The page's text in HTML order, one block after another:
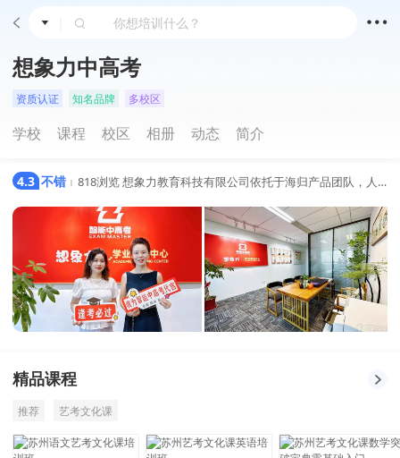
想象力中高考
资质认证 知名品牌 多校区
学校 课程 校区 相册 动态 简介
4.3 不错 | 818浏览想象力教育科技有限公司依托于海归产品团队，人工智能先进技术，借互联网发力打造了智能测评、智能初高中、智能中高考、学业规划、志愿填报、家庭教育、国际升学、中外研学、想象力英语、智能伴学十大模块，形成想象力教育特有的生态体系，为想象力智能学业规划中心赋能。
精品课程
推荐 艺考文化课